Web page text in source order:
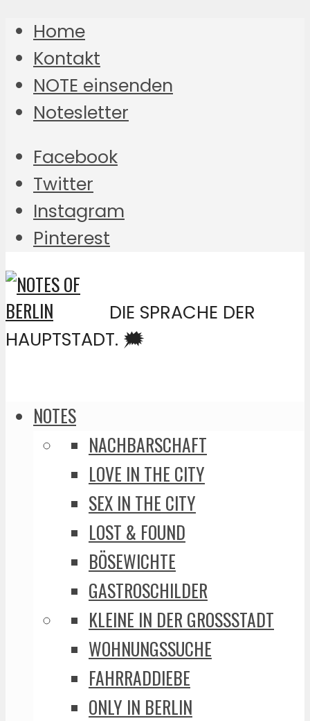
Home
Kontakt
NOTE einsenden
Notesletter
Facebook
Twitter
Instagram
Pinterest
DIE SPRACHE DER
HAUPTSTADT. 🗯️
NOTES
NACHBARSCHAFT
LOVE IN THE CITY
SEX IN THE CITY
LOST & FOUND
BÖSEWICHTE
GASTROSCHILDER
KLEINE IN DER GROSSSTADT
WOHNUNGSSUCHE
FAHRRADDIEBE
ONLY IN BERLIN